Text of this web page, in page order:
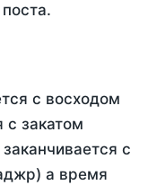
с восходом
с закатом
с
а время